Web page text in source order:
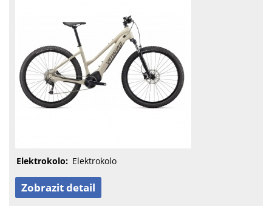
Elektrokolo: Elektrokolo
Zobrazit detail